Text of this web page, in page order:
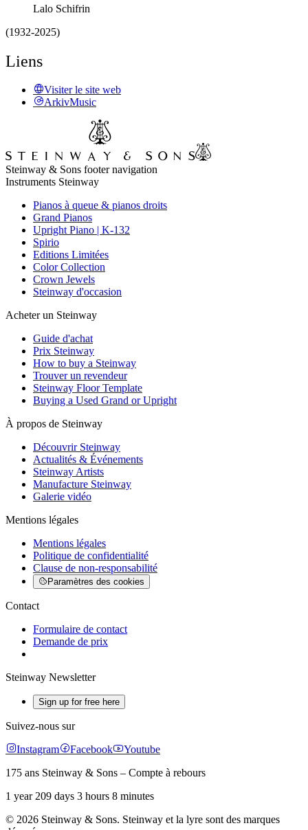
Lalo Schifrin
(1932-2025)
Liens
Visiter le site web
ArkivMusic
Steinway & Sons footer navigation
Instruments Steinway
Pianos à queue & pianos droits
Grand Pianos
Upright Piano | K-132
Spirio
Editions Limitées
Color Collection
Crown Jewels
Steinway d'occasion
Acheter un Steinway
Guide d'achat
Prix Steinway
How to buy a Steinway
Trouver un revendeur
Steinway Floor Template
Buying a Used Grand or Upright
À propos de Steinway
Découvrir Steinway
Actualités & Événements
Steinway Artists
Manufacture Steinway
Galerie vidéo
Mentions légales
Mentions légales
Politique de confidentialité
Clause de non-responsabilité
Paramètres des cookies
Contact
Formulaire de contact
Demande de prix
Steinway Newsletter
Sign up for free here
Suivez-nous sur
Instagram
Facebook
Youtube
175 ans Steinway & Sons – Compte à rebours
1 year 209 days 3 hours 8 minutes
© 2026 Steinway & Sons. Steinway et la lyre sont des marques